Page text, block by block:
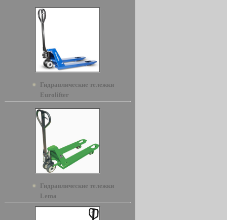
Гидравлические тележки
Eurolifter
Гидравлические тележки
Lema